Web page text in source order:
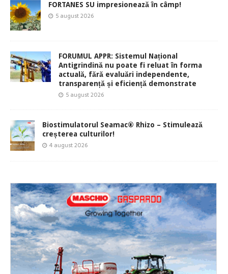
FORTANES SU impresionează în câmp!
5 august 2026
FORUMUL APPR: Sistemul Național
Antigrindină nu poate fi reluat în forma
actuală, fără evaluări independente,
transparență și eficiență demonstrate
5 august 2026
Biostimulatorul Seamac® Rhizo – Stimulează
creșterea culturilor!
4 august 2026